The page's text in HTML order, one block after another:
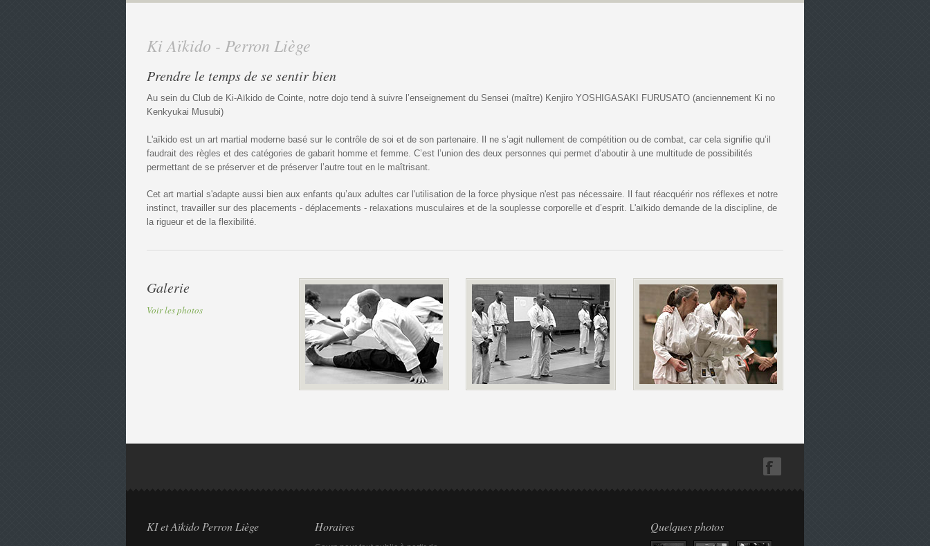
Ki Aïkido - Perron Liège
Prendre le temps de se sentir bien
Au sein du Club de Ki-Aïkido de Cointe, notre dojo tend à suivre l’enseignement du Sensei (maître) Kenjiro YOSHIGASAKI FURUSATO (anciennement Ki no
Kenkyukai Musubi)
L'aïkido est un art martial moderne basé sur le contrôle de soi et de son partenaire. Il ne s’agit nullement de compétition ou de combat, car cela signifie qu’il
faudrait des règles et des catégories de gabarit homme et femme. C’est l’union des deux personnes qui permet d’aboutir à une multitude de possibilités
permettant de se préserver et de préserver l’autre tout en le maîtrisant.
Cet art martial s'adapte aussi bien aux enfants qu’aux adultes car l'utilisation de la force physique n'est pas nécessaire. Il faut réacquérir nos réflexes et notre
instinct, travailler sur des placements - déplacements - relaxations musculaires et de la souplesse corporelle et d’esprit. L'aïkido demande de la discipline, de
la rigueur et de la flexibilité.
Galerie
Voir les photos
KI et Aïkido Perron Liège Horaires Quelques photos